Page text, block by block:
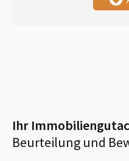
Ihr
Beurteilung und